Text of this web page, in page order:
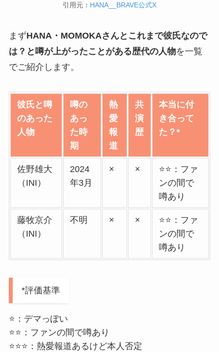
引用元： HANA__BRAVE公式X
まずHANA・MOMOKAさんとこれまで彼氏なので
は？と噂が上がったことがある歴代の人物を一覧
でご紹介します。
彼氏と噂
のあった
人物
噂の
あっ
た時
期
熱
愛
報
道
共
演
歴
本当に付
き合って
た？*
佐野雄大
（INI）
2024
年3月
× ×
⭐️⭐️：ファ
ンの間で
噂あり
藤牧京介
（INI）
不明 × ×
⭐️⭐️：ファ
ンの間で
噂あり
*評価基準
⭐️：デマっぽい
⭐️⭐️：ファンの間で噂あり
⭐️⭐️⭐️：熱愛報道あるけど本人否定